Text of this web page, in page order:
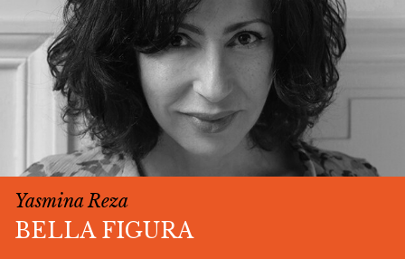
Yasmina Reza
BELLA FIGURA